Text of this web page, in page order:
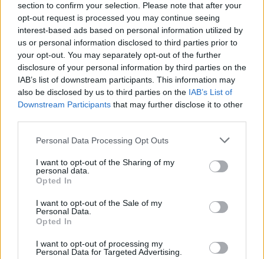
section to confirm your selection. Please note that after your
opt-out request is processed you may continue seeing
interest-based ads based on personal information utilized by
us or personal information disclosed to third parties prior to
your opt-out. You may separately opt-out of the further
disclosure of your personal information by third parties on the
IAB’s list of downstream participants. This information may
also be disclosed by us to third parties on the IAB’s List of
Downstream Participants that may further disclose it to other
Please note that this website/app uses one or more Google
not limited to your visit or usage behaviour. You may click to
grant or deny consent to Google and its third-party tags to
use your data for below specified purposes in below Google
consent section.
Personal Data Processing Opt Outs
I want to opt-out of the Sharing of my
personal data.
Opted In
I want to opt-out of the Sale of my
Personal Data.
Opted In
I want to opt-out of processing my
Personal Data for Targeted Advertising.
A norvég care farm rendszer - 2. rész
carefarm•2017. december 11.
Előző bejegyzésünk folytatásaként a norvég care
farm rendszer további részleteire derül fény.
A rendszer kulcsszereplői
Az ábrán azokat a ...